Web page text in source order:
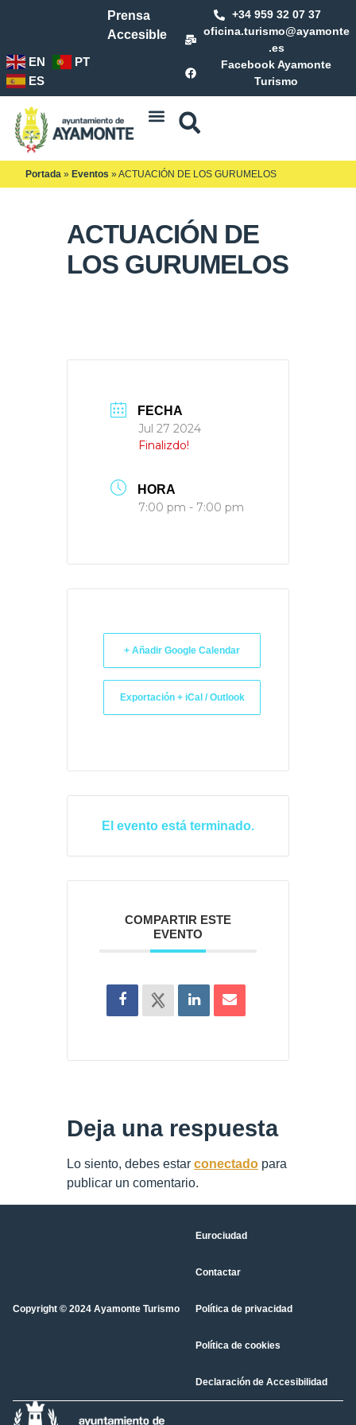
Prensa
Accesible
+34 959 32 07 37
oficina.turismo@ayamonte
.es
Facebook Ayamonte
Turismo
EN
PT
ES
Portada » Eventos »ACTUACIÓN DE LOS GURUMELOS
ACTUACIÓN DE
LOS GURUMELOS
FECHA
Jul 27 2024
Finalizdo!
HORA
7:00 pm - 7:00 pm
+ Añadir Google Calendar
Exportación + iCal / Outlook
El evento está terminado.
COMPARTIR ESTE
EVENTO
Deja una respuesta
Lo siento, debes estar conectado para
publicar un comentario.
Copyright © 2024 Ayamonte Turismo
Eurociudad
Contactar
Política de privacidad
Política de cookies
Declaración de Accesibilidad